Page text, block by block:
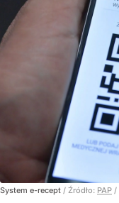
System e-recept / Źródło: PAP /